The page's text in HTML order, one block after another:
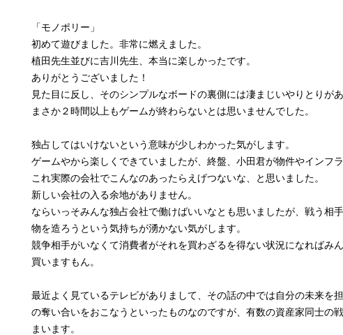
「モノポリー」
初めて遊びました。非常に燃えました。
植田先生並びに吉川先生、本当に楽しかったです。
ありがとうございました！
見た目に反し、そのシンプルなボードの裏側には凄まじいやりとりが
まさか２時間以上もゲームが終わらないとは思いませんでした。
独占してはいけないという意味が少しわかった気がします。
ゲームやから楽しくできていましたが、終盤、小田君が物件やインフ
これ実際の会社でこんなのあったらえげつないな、と思いました。
新しい会社の入る余地がありません。
ならいっそみんな独占会社で働けばいいなとも思いましたが、戦う相
物を造ろうという気持ちが湧かない気がします。
競争相手がいなくて消費者がそれを買わざるを得ない状況になればみ
買いますもん。
最近よく見ているテレビがありまして、その話の中では自分の未来を
の奪い合いをおこなうといったものなのですが、有数の資産家同士の
まいます。